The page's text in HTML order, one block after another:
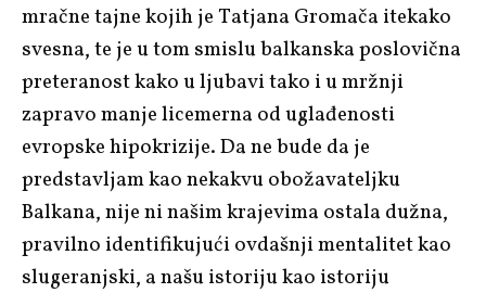
mračne tajne kojih je Tatjana Gromača itekako
svesna, te je u tom smislu balkanska poslovična
preteranost kako u ljubavi tako i u mržnji
zapravo manje licemerna od uglađenosti
evropske hipokrizije. Da ne bude da je
predstavljam kao nekakvu obožavateljku
Balkana, nije ni našim krajevima ostala dužna,
pravilno identifikujući ovdašnji mentalitet kao
slugeranjski, a našu istoriju kao istoriju